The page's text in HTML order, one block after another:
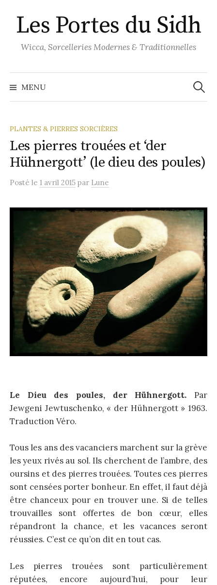
au
contenu
Les Portes du Sidh
Wicca, Sorcelleries Modernes & Traditionnelles
MENU
PLANTES & PIERRES SORCIÈRES
Les pierres trouées et ‘der
Hühnergott’ (le dieu des poules)
Posté le 1 avril 2015 par Lune
Le Dieu des poules, der Hühnergott. Par
Jewgeni Jewtuschenko, « der Hühnergott » 1963.
Traduction Véro.
Tous les ans des vacanciers marchent sur la grève
les yeux rivés au sol. Ils cherchent de l’ambre, des
oursins et des pierres trouées. Toutes ces pierres
sont censées porter bonheur. En effet, il faut déjà
être chanceux pour en trouver une. Si de telles
trouvailles sont offertes de bon cœur, elles
répandront la chance, et les vacances seront
réussies. C’est ce qu’on dit en tout cas.
Les pierres trouées sont particulièrement
réputées, encore aujourd’hui, pour leur